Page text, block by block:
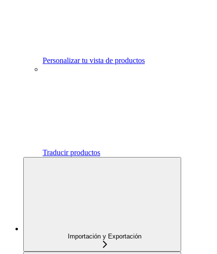
Personalizar tu vista de productos
Traducir productos
Importación y Exportación